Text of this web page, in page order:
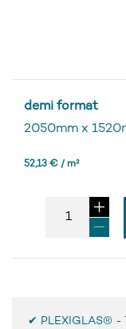
demi format
2050mm x
52,13 € / m²
✔ PLEXIGLAS® -